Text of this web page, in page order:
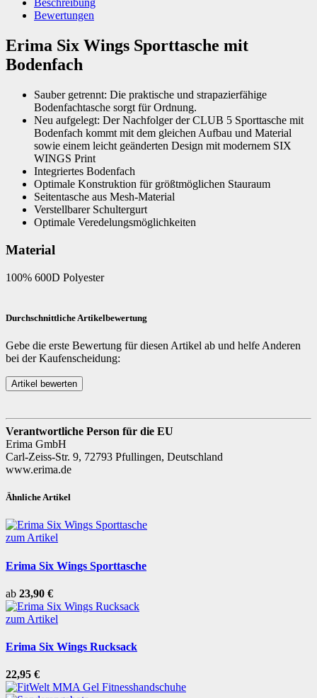
Beschreibung
Bewertungen
Erima Six Wings Sporttasche mit
Bodenfach
Sauber getrennt: Die praktische und strapazierfähige
Bodenfachtasche sorgt für Ordnung.
Neu aufgelegt: Der Nachfolger der CLUB 5 Sporttasche mit
Bodenfach kommt mit dem gleichen Aufbau und Material
sowie einem leicht geänderten Design mit modernem SIX
WINGS Print
Integriertes Bodenfach
Optimale Konstruktion für größtmöglichen Stauraum
Seitentasche aus Mesh-Material
Verstellbarer Schultergurt
Optimale Veredelungsmöglichkeiten
Material
100% 600D Polyester
Durchschnittliche Artikelbewertung
Gebe die erste Bewertung für diesen Artikel ab und helfe Anderen
bei der Kaufenscheidung:
Verantwortliche Person für die EU
Erima GmbH
Carl-Zeiss-Str. 9, 72793 Pfullingen, Deutschland
www.erima.de
Ähnliche Artikel
zum Artikel
Erima Six Wings Sporttasche
ab 23,90 €
zum Artikel
Erima Six Wings Rucksack
22,95 €